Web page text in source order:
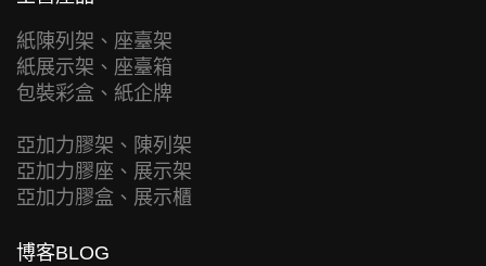
紙陳列架、座臺架
紙展示架、座臺箱
包裝彩盒、紙企牌
亞加力膠架、陳列架
亞加力膠座、展示架
亞加力膠盒、展示櫃
博客BLOG